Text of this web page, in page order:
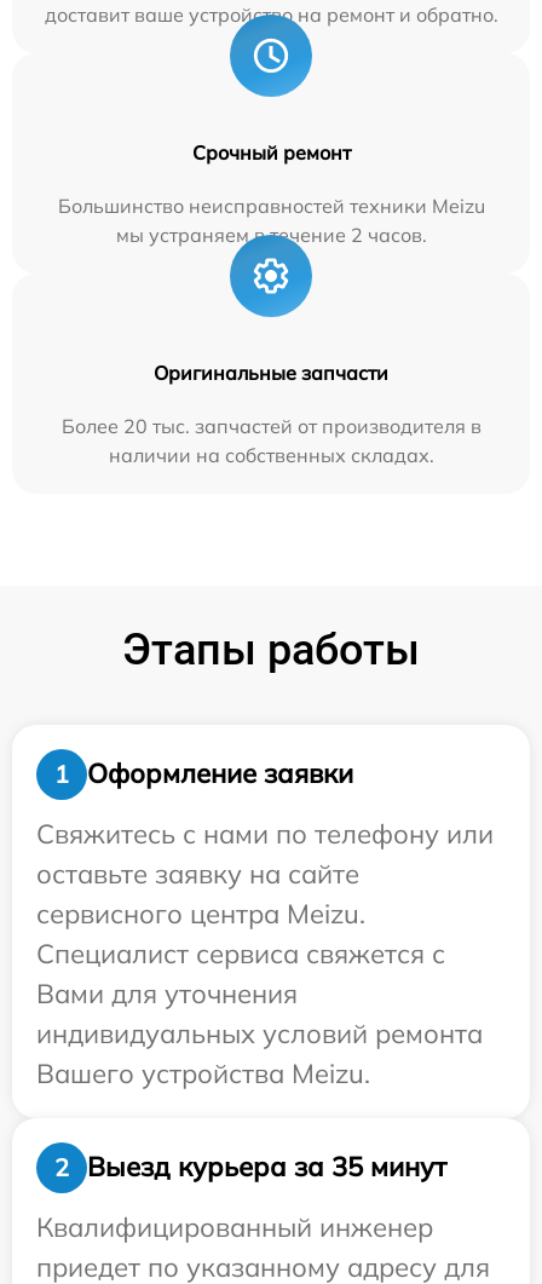
доставит ваше устройство на ремонт и обратно.
Срочный ремонт
Большинство неисправностей техники Meizu
мы устраняем в течение 2 часов.
Оригинальные запчасти
Более 20 тыс. запчастей от производителя в
наличии на собственных складах.
Этапы работы
1
Оформление заявки
Свяжитесь с нами по телефону или
оставьте заявку на сайте
сервисного центра Meizu.
Специалист сервиса свяжется с
Вами для уточнения
индивидуальных условий ремонта
Вашего устройства Meizu.
2
Выезд курьера за 35 минут
Квалифицированный инженер
приедет по указанному адресу для